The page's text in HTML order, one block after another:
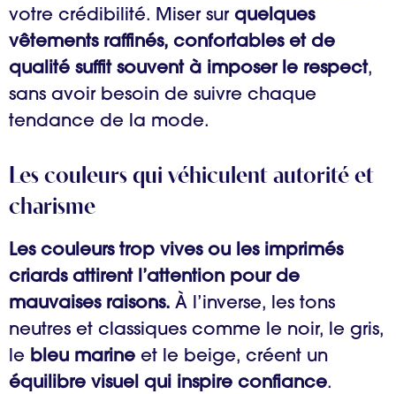
votre crédibilité. Miser sur quelques
vêtements raffinés, confortables et de
qualité suffit souvent à imposer le respect,
sans avoir besoin de suivre chaque
tendance de la mode.
Les couleurs qui véhiculent autorité et
charisme
Les couleurs trop vives ou les imprimés
criards attirent l’attention pour de
mauvaises raisons. À l’inverse, les tons
neutres et classiques comme le noir, le gris,
le bleu marine et le beige, créent un
équilibre visuel qui inspire confiance.